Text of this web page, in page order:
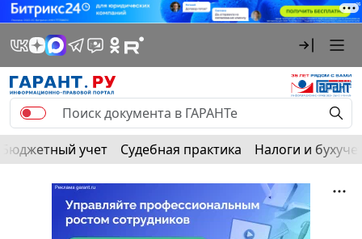
Бюджетный учет Судебная практика Налоги и